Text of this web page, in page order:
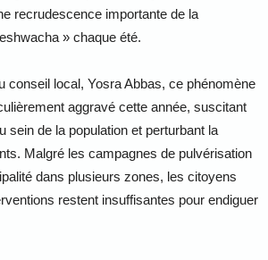
recrudescence importante de la
» chaque été.
conseil local, Yosra Abbas, ce phénomène
aggravé cette année, suscitant
sein de la population et perturbant la
Malgré les campagnes de pulvérisation
dans plusieurs zones, les citoyens
restent insuffisantes pour endiguer